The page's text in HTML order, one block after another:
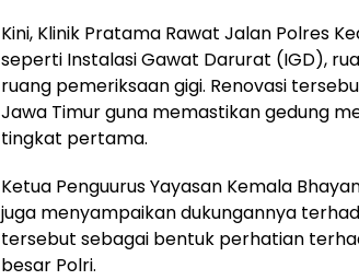
Kini, Klinik Pratama Rawat Jalan Polres
seperti Instalasi Gawat Darurat (IGD),
ruang pemeriksaan gigi. Renovasi
Jawa Timur guna memastikan gedung
tingkat pertama.
Ketua Penguurus Yayasan Kemala
juga menyampaikan dukungannya
tersebut sebagai bentuk perhatian
besar Polri.